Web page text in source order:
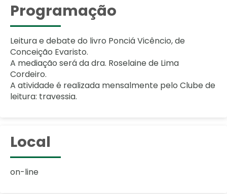
Programação
Leitura e debate do livro Ponciá Vicêncio, de
Conceição Evaristo.
A mediação será da dra. Roselaine de Lima
Cordeiro.
A atividade é realizada mensalmente pelo Clube de
leitura: travessia.
Local
on-line